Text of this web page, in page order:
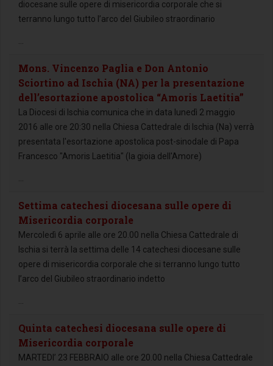
diocesane sulle opere di misericordia corporale che si
terranno lungo tutto l’arco del Giubileo straordinario
Mons. Vincenzo Paglia e Don Antonio
Sciortino ad Ischia (NA) per la presentazione
dell’esortazione apostolica “Amoris Laetitia”
La Diocesi di Ischia comunica che in data lunedì 2 maggio
2016 alle ore 20:30 nella Chiesa Cattedrale di Ischia (Na) verrà
presentata l'esortazione apostolica post-sinodale di Papa
Francesco "Amoris Laetitia" (la gioia dell'Amore)
Settima catechesi diocesana sulle opere di
Misericordia corporale
Mercoledì 6 aprile alle ore 20.00 nella Chiesa Cattedrale di
Ischia si terrà la settima delle 14 catechesi diocesane sulle
opere di misericordia corporale che si terranno lungo tutto
l’arco del Giubileo straordinario indetto
Quinta catechesi diocesana sulle opere di
Misericordia corporale
MARTEDI’ 23 FEBBRAIO alle ore 20.00 nella Chiesa Cattedrale